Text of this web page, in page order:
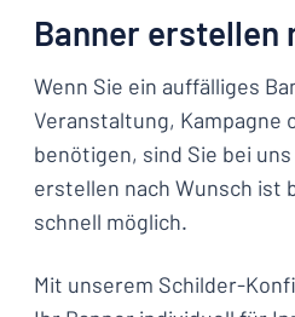
Banner erstellen
Wenn Sie ein auffälliges
Veranstaltung, Kampagne
benötigen, sind Sie bei
erstellen nach Wunsch ist
schnell möglich.
Mit unserem Schilder-